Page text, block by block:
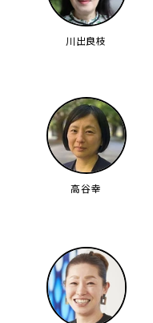
川出良枝
高谷幸